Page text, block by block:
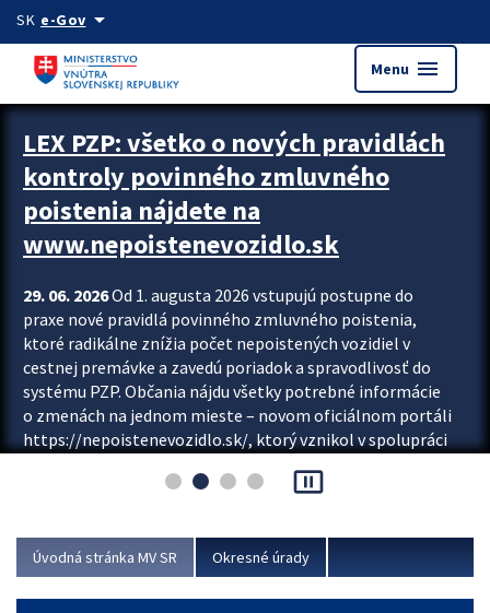
Preskocit na hlavný obsah
SK e-Govarrow_drop_down
Menu menu
Zastavit automatický posun upútavok
LEX PZP: všetko o nových pravidlách
kontroly povinného zmluvného
poistenia nájdete na
www.nepoistenevozidlo.sk
29. 06. 2026Od 1. augusta 2026 vstupujú postupne do
praxe nové pravidlá povinného zmluvného poistenia,
ktoré radikálne znížia počet nepoistených vozidiel v
cestnej premávke a zavedú poriadok a spravodlivosť do
systému PZP. Občania nájdu všetky potrebné informácie
o zmenách na jednom mieste – novom oficiálnom portáli
https://nepoistenevozidlo.sk/, ktorý vznikol v spolupráci
asociácie poisťovní (SLASPO) a Ministerstva vnútra SR.
Viac
pause_presentation
Úvodná stránka MV SR Okresné úrady